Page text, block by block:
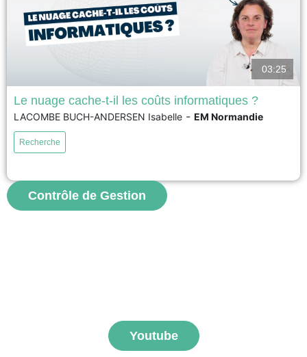
Le shadow IT, également connu sous les termes d’informatique parallèle
ou fantôme, connaît une forte expansion. Cette recherche s’appuie sur une
étude de cas portant sur la réduction des coûts informatiques dans une
voir
03:25
Le nuage cache-t-il les coûts informatiques ?
LACOMBE BUCH-ANDERSEN Isabelle - EM Normandie
Recherche
Contrôle de Gestion
Youtube